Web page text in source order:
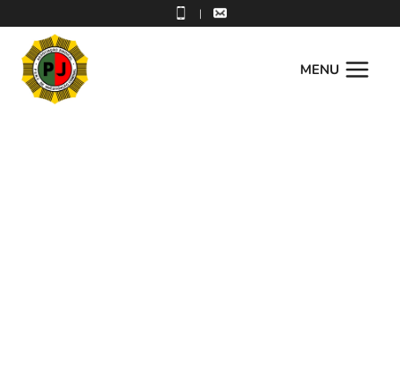
|
MENU